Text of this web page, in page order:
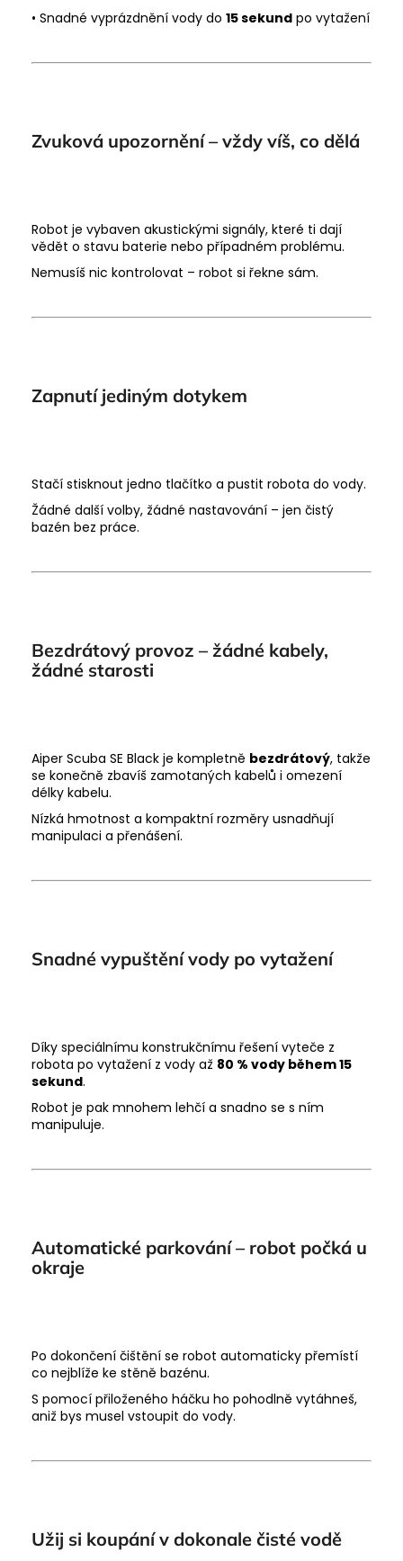
• Snadné vyprázdnění vody do 15 sekund po vytažení
Zvuková upozornění – vždy víš, co dělá
Robot je vybaven akustickými signály, které ti dají
vědět o stavu baterie nebo případném problému.
Nemusíš nic kontrolovat – robot si řekne sám.
Zapnutí jediným dotykem
Stačí stisknout jedno tlačítko a pustit robota do vody.
Žádné další volby, žádné nastavování – jen čistý
bazén bez práce.
Bezdrátový provoz – žádné kabely,
žádné starosti
Aiper Scuba SE Black je kompletně bezdrátový, takže
se konečně zbavíš zamotaných kabelů i omezení
délky kabelu.
Nízká hmotnost a kompaktní rozměry usnadňují
manipulaci a přenášení.
Snadné vypuštění vody po vytažení
Díky speciálnímu konstrukčnímu řešení vyteče z
robota po vytažení z vody až 80 % vody během 15
sekund.
Robot je pak mnohem lehčí a snadno se s ním
manipuluje.
Automatické parkování – robot počká u
okraje
Po dokončení čištění se robot automaticky přemístí
co nejblíže ke stěně bazénu.
S pomocí přiloženého háčku ho pohodlně vytáhneš,
aniž bys musel vstoupit do vody.
Užij si koupání v dokonale čisté vodě